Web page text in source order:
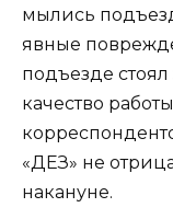
мылись
явные
подъезде стоял
качество
«ДЕЗ» не
накануне.